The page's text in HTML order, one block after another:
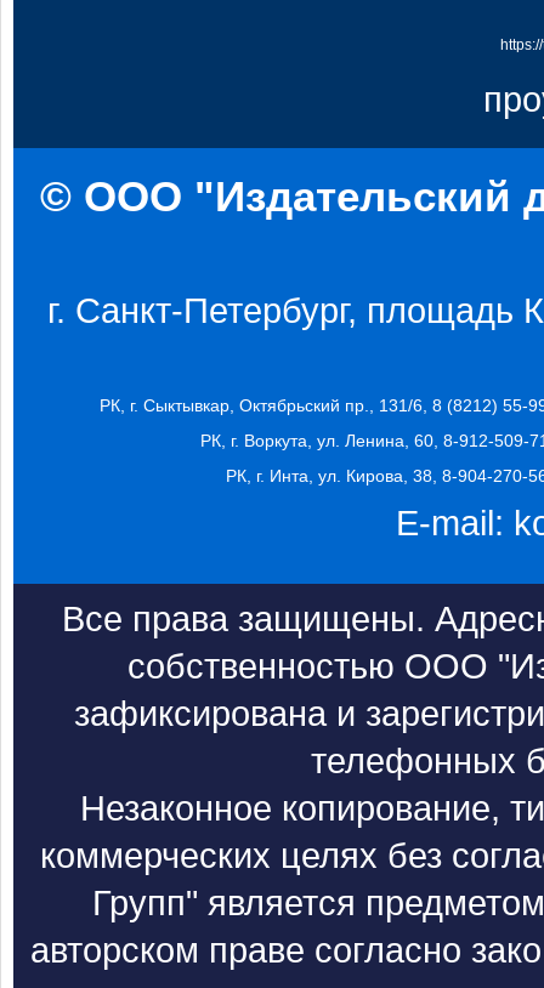
© ООО "Издательский
г. Санкт-Петербург, площадь
РК, г. Сыктывкар, Октябрьский пр., 131/6, 8 (8212) 55-
РК, г. Воркута, ул. Ленина, 60, 8-912-509-
РК, г. Инта, ул. Кирова, 38, 8-904-270-
E-mail:
Все права защищены.
собственностью ООО
зафиксирована и
телефонных
Незаконное копирование,
коммерческих целях без
Групп" является
авторском праве согласно